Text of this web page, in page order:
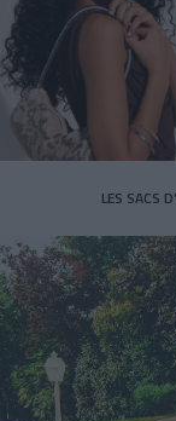
LES SACS